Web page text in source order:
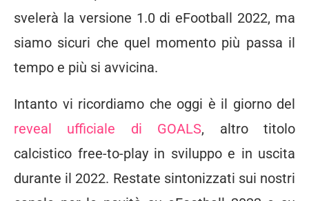
svelerà la versione 1.0 di eFootball 2022, ma
siamo sicuri che quel momento più passa il
tempo e più si avvicina.
Intanto vi ricordiamo che oggi è il giorno del
reveal ufficiale di GOALS, altro titolo
calcistico free-to-play in sviluppo e in uscita
durante il 2022. Restate sintonizzati sui nostri